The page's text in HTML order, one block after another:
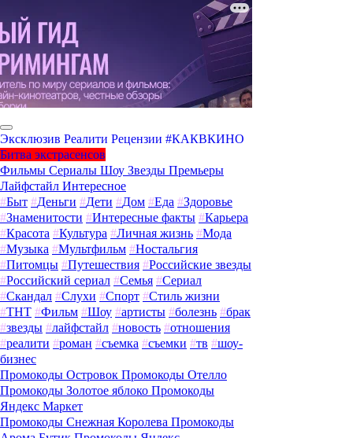
Эксклюзив Реалити Рецензии #КАКВКИНО
Битва экстрасенсов
Фильмы Сериалы Шоу Звезды Премьеры
Лайфстайл Интересное
#Быт #Деньги #Дети #Дом #Еда #Здоровье
#Знаменитости #Интересные факты #Карьера
#Красота #Культура #Личная жизнь #Мода
#Музыка #Мультфильм #Ностальгия
#Питомцы #Путешествия #Российские звезды
#Российский сериал #Семья #Сериал
#Скандал #Слухи #Спорт #Стиль жизни
#ТНТ #Фильм #Шоу #артисты #болезнь #брак
#звезды #лайфстайл #новость #отношения
#реалити #роман #съемка #съемки #тв #шоу-
бизнес
Промокоды Островок Промокоды Отелло
Промокоды Золотое яблоко Промокоды
Яндекс Маркет
Промокоды Снежная Королева Промокоды